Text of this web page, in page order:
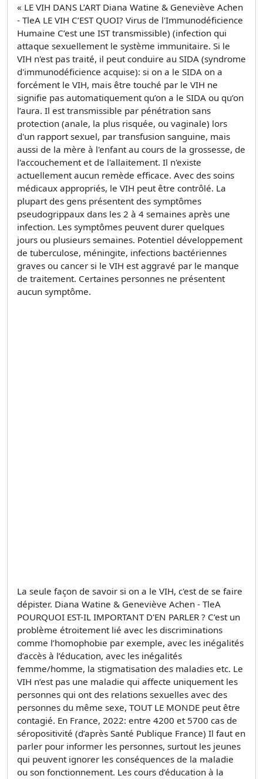
« LE VIH DANS L’ART Diana Watine & Geneviève Achen
- TleA LE VIH C’EST QUOI? Virus de l'Immunodéficience
Humaine C’est une IST transmissible) (infection qui
attaque sexuellement le système immunitaire. Si le
VIH n'est pas traité, il peut conduire au SIDA (syndrome
d'immunodéficience acquise): si on a le SIDA on a
forcément le VIH, mais être touché par le VIH ne
signifie pas automatiquement qu’on a le SIDA ou qu’on
l’aura. Il est transmissible par pénétration sans
protection (anale, la plus risquée, ou vaginale) lors
d'un rapport sexuel, par transfusion sanguine, mais
aussi de la mère à l'enfant au cours de la grossesse, de
l'accouchement et de l'allaitement. Il n'existe
actuellement aucun remède efficace. Avec des soins
médicaux appropriés, le VIH peut être contrôlé. La
plupart des gens présentent des symptômes
pseudogrippaux dans les 2 à 4 semaines après une
infection. Les symptômes peuvent durer quelques
jours ou plusieurs semaines. Potentiel développement
de tuberculose, méningite, infections bactériennes
graves ou cancer si le VIH est aggravé par le manque
de traitement. Certaines personnes ne présentent
aucun symptôme.
La seule façon de savoir si on a le VIH, c'est de se faire
dépister. Diana Watine & Geneviève Achen - TleA
POURQUOI EST-IL IMPORTANT D'EN PARLER ? C’est un
problème étroitement lié avec les discriminations
comme l’homophobie par exemple, avec les inégalités
d’accès à l’éducation, avec les inégalités
femme/homme, la stigmatisation des maladies etc. Le
VIH n’est pas une maladie qui affecte uniquement les
personnes qui ont des relations sexuelles avec des
personnes du même sexe, TOUT LE MONDE peut être
contagié. En France, 2022: entre 4200 et 5700 cas de
séropositivité (d’après Santé Publique France) Il faut en
parler pour informer les personnes, surtout les jeunes
qui peuvent ignorer les conséquences de la maladie
ou son fonctionnement. Les cours d’éducation à la